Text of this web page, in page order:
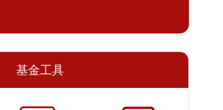
2026-
07-28
2.4239 2.4239
2026-
2.6226
基金工具